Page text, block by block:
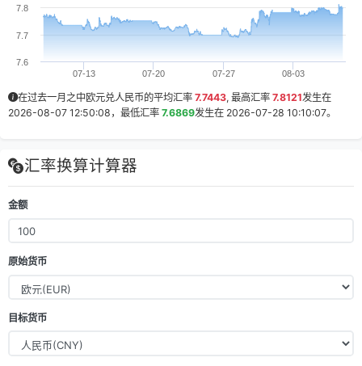
07-13 07-20 07-27 08-03
7.6
7.7
7.8
在过去一月之中欧元兑人民币的平均汇率 7.7443, 最高汇率 7.8121发生在
2026-08-07 12:50:08 ，最低汇率 7.6869发生在 2026-07-28 10:10:07。
汇率换算计算器
金额
原始货币
目标货币